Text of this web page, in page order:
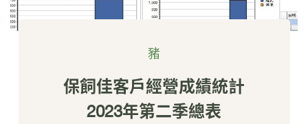
豬
保飼佳客戶經營成績統計
2023年第二季總表